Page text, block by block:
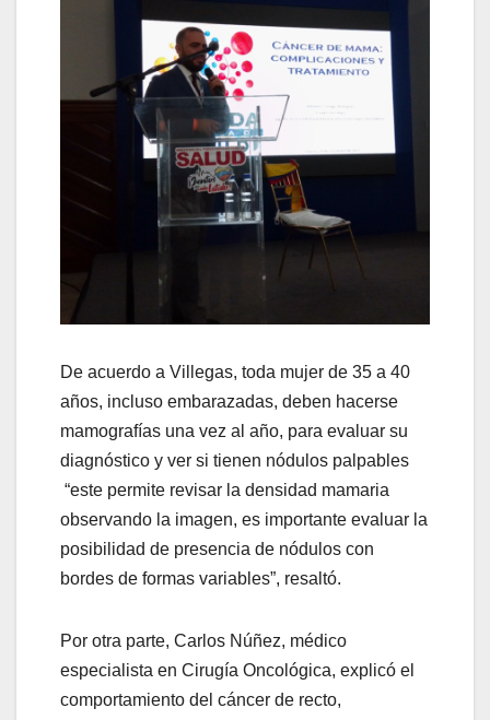
De acuerdo a Villegas, toda mujer de 35 a 40
años, incluso embarazadas, deben hacerse
mamografías una vez al año, para evaluar su
diagnóstico y ver si tienen nódulos palpables
“este permite revisar la densidad mamaria
observando la imagen, es importante evaluar la
posibilidad de presencia de nódulos con
bordes de formas variables”, resaltó.
Por otra parte, Carlos Núñez, médico
especialista en Cirugía Oncológica, explicó el
comportamiento del cáncer de recto,